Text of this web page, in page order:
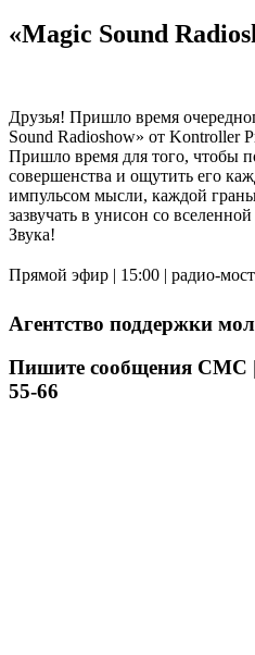
«Magic Sound
Друзья! Пришло время
Sound Radioshow» от Kontroller
Пришло время для того, чтобы
совершенства и ощутить его
импульсом мысли, каждой
зазвучать в унисон со
Звука!
Прямой эфир | 15:00 | радио-
Агентство поддержки
Пишите сообщения СМС |
55-66